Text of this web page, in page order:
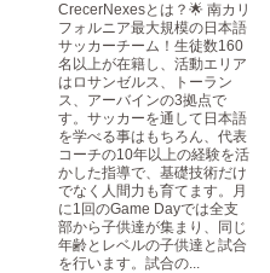
CrecerNexesとは？🌟 南カリ
フォルニア最大規模の日本語
サッカーチーム！生徒数160
名以上が在籍し、活動エリア
はロサンゼルス、トーラン
ス、アーバインの3拠点で
す。サッカーを通して日本語
を学べる事はもちろん、代表
コーチの10年以上の経験を活
かした指導で、基礎技術だけ
でなく人間力も育てます。月
に1回のGame Dayでは全支
部から子供達が集まり、同じ
年齢とレベルの子供達と試合
を行います。試合の...